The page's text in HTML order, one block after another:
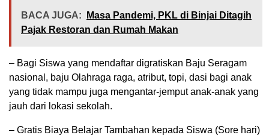
BACA JUGA:
Masa Pandemi, PKL di Binjai Ditagih
Pajak Restoran dan Rumah Makan
– Bagi Siswa yang mendaftar digratiskan Baju Seragam
nasional, baju Olahraga raga, atribut, topi, dasi bagi anak
yang tidak mampu juga mengantar-jemput anak-anak yang
jauh dari lokasi sekolah.
– Gratis Biaya Belajar Tambahan kepada Siswa (Sore hari)